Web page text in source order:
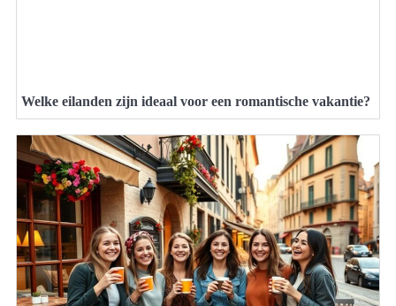
Welke eilanden zijn ideaal voor een romantische vakantie?